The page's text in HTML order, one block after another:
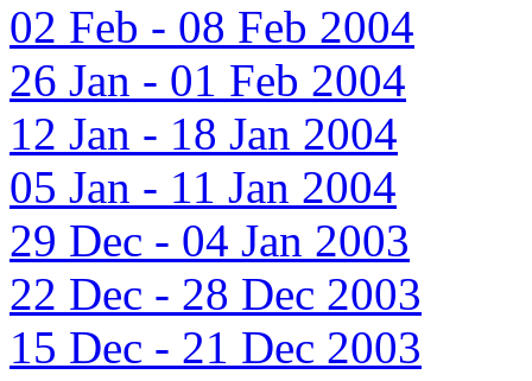
02 Feb - 08 Feb 2004
26 Jan - 01 Feb 2004
12 Jan - 18 Jan 2004
05 Jan - 11 Jan 2004
29 Dec - 04 Jan 2003
22 Dec - 28 Dec 2003
15 Dec - 21 Dec 2003